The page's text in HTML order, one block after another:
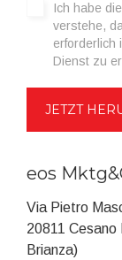
Ich habe die
verstehe,
erforderlich
Dienst zu
eos
Via Pietro
20811 Cesano
Brianza)